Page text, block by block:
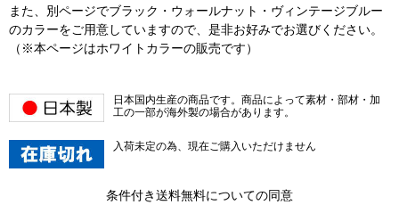
また、別ページでブラック・ウォールナット・ヴィンテージブルー
のカラーをご用意していますので、是非お好みでお選びください。
（※本ページはホワイトカラーの販売です）
日本国内生産の商品です。商品によって素材・部材・加
工の一部が海外製の場合があります。
入荷未定の為、現在ご購入いただけません
条件付き送料無料についての同意